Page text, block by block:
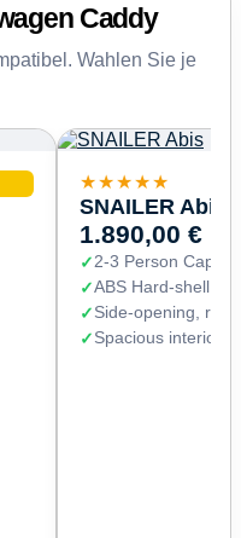
Caddy
Wahlen Sie je
★★★★★
SNAILER Abis
1.890,00 €
2-3 Person
ABS Hard-shell
Side-opening,
Spacious interior